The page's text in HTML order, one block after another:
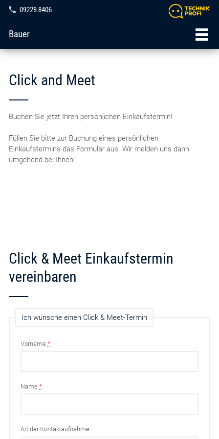
09228 8406
Bauer
Click and Meet
Buchen Sie jetzt Ihren persönlichen Einkaufstermin!
Füllen Sie bitte zur Buchung eines persönlichen
Einkaufstermins das Formular aus. Wir melden uns dann
umgehend bei Ihnen!
Click & Meet Einkaufstermin
vereinbaren
Ich wünsche einen Click & Meet-Termin
Vorname*
Name*
Art der Kontaktaufnahme